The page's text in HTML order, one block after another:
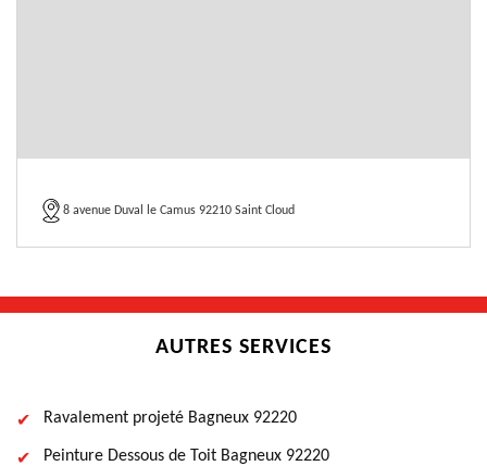
8 avenue Duval le Camus 92210 Saint Cloud
AUTRES SERVICES
Ravalement projeté Bagneux 92220
Peinture Dessous de Toit Bagneux 92220